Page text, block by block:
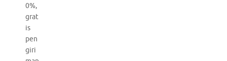
0%,
grat
is
pen
giri